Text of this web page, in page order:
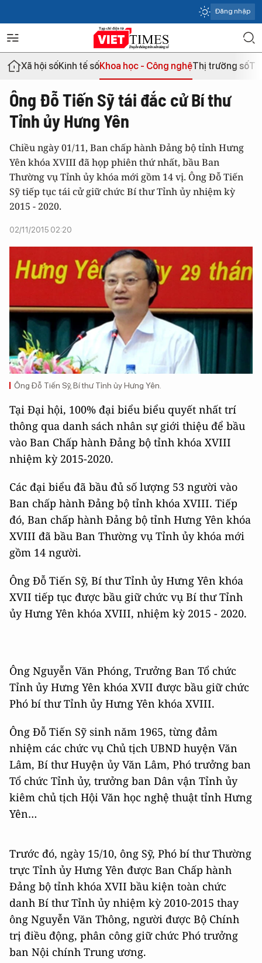
Đăng nhập
Xã hội sốKinh tế sốKhoa học - Công nghệThị trường số
Ông Đỗ Tiến Sỹ tái đắc cử Bí thư
Tỉnh ủy Hưng Yên
Chiều ngày 01/11, Ban chấp hành Đảng bộ tỉnh Hưng
Yên khóa XVIII đã họp phiên thứ nhất, bầu Ban
Thường vụ Tỉnh ủy khóa mới gồm 14 vị. Ông Đỗ Tiến
Sỹ tiếp tục tái cử giữ chức Bí thư Tỉnh ủy nhiệm kỳ
2015 - 2020.
02/11/2015 02:20
Ông Đỗ Tiến Sỹ, Bí thư Tỉnh ủy Hưng Yên.
Tại Đại hội, 100% đại biểu biểu quyết nhất trí
thông qua danh sách nhân sự giới thiệu để bầu
vào Ban Chấp hành Đảng bộ tỉnh khóa XVIII
nhiệm kỳ 2015-2020.
Các đại biểu đã bầu đủ số lượng 53 người vào
Ban chấp hành Đảng bộ tỉnh khóa XVIII. Tiếp
đó, Ban chấp hành Đảng bộ tỉnh Hưng Yên khóa
XVIII đã bầu Ban Thường vụ Tỉnh ủy khóa mới
gồm 14 người.
Ông Đỗ Tiến Sỹ, Bí thư Tỉnh ủy Hưng Yên khóa
XVII tiếp tục được bầu giữ chức vụ Bí thư Tỉnh
ủy Hưng Yên khóa XVIII, nhiệm kỳ 2015 - 2020.
Ông Nguyễn Văn Phóng, Trưởng Ban Tổ chức
Tỉnh ủy Hưng Yên khóa XVII được bầu giữ chức
Phó bí thư Tỉnh ủy Hưng Yên khóa XVIII.
Ông Đỗ Tiến Sỹ sinh năm 1965, từng đảm
nhiệm các chức vụ Chủ tịch UBND huyện Văn
Lâm, Bí thư Huyện ủy Văn Lâm, Phó trưởng ban
Tổ chức Tỉnh ủy, trưởng ban Dân vận Tỉnh ủy
kiêm chủ tịch Hội Văn học nghệ thuật tỉnh Hưng
Yên…
Trước đó, ngày 15/10, ông Sỹ, Phó bí thư Thường
trực Tỉnh ủy Hưng Yên được Ban Chấp hành
Đảng bộ tỉnh khóa XVII bầu kiện toàn chức
danh Bí thư Tỉnh ủy nhiệm kỳ 2010-2015 thay
ông Nguyễn Văn Thông, người được Bộ Chính
trị điều động, phân công giữ chức Phó trưởng
ban Nội chính Trung ương.